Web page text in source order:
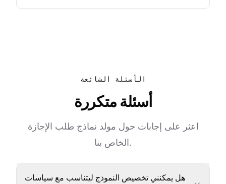
الأسئلة الشائعة
أسئلة متكررة
اعثر على إجابات حول مولد نماذج طلب الإجازة
الخاص بنا.
هل يمكنني تخصيص النموذج ليتناسب مع سياسات